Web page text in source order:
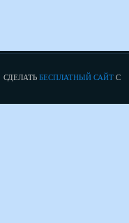
СДЕЛАТЬ БЕСПЛАТНЫЙ САЙТ С